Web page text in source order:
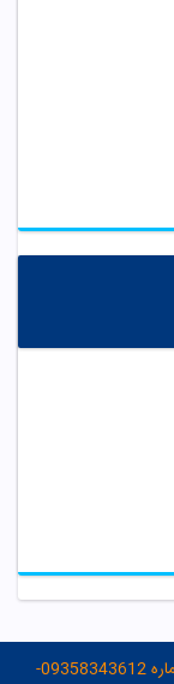
مشاوره رایگان بصورت چت در واتساپ و تلگرام با شماره 09358343612-